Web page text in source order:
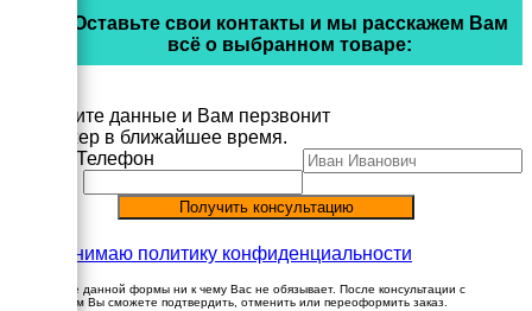
Оставьте свои контакты и мы расскажем Вам
всё о выбранном товаре:
Заполните данные и Вам перзвонит
менеджер в ближайшее время.
Телефон
Принимаю политику конфиденциальности
Заполнение данной формы ни к чему Вас не обязывает. После консультации с
менеджером Вы сможете подтвердить, отменить или переоформить заказ.